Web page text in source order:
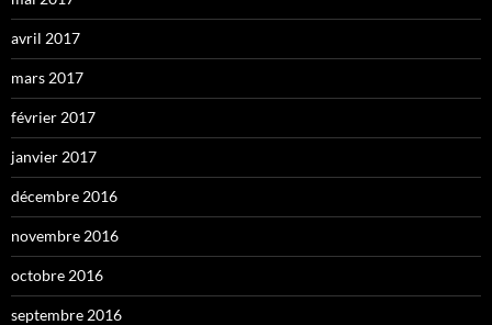
avril 2017
mars 2017
février 2017
janvier 2017
décembre 2016
novembre 2016
octobre 2016
septembre 2016